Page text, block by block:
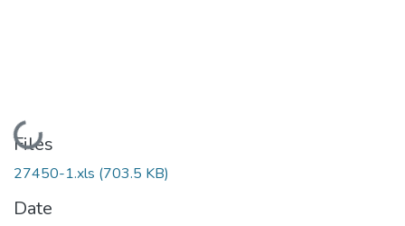
Loading...
Files
27450-1.xls (703.5 KB)
Date